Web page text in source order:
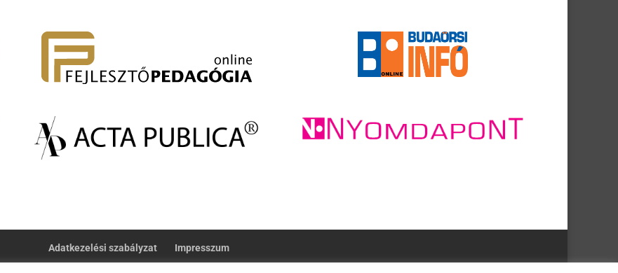
Adatkezelési szabályzat Impresszum